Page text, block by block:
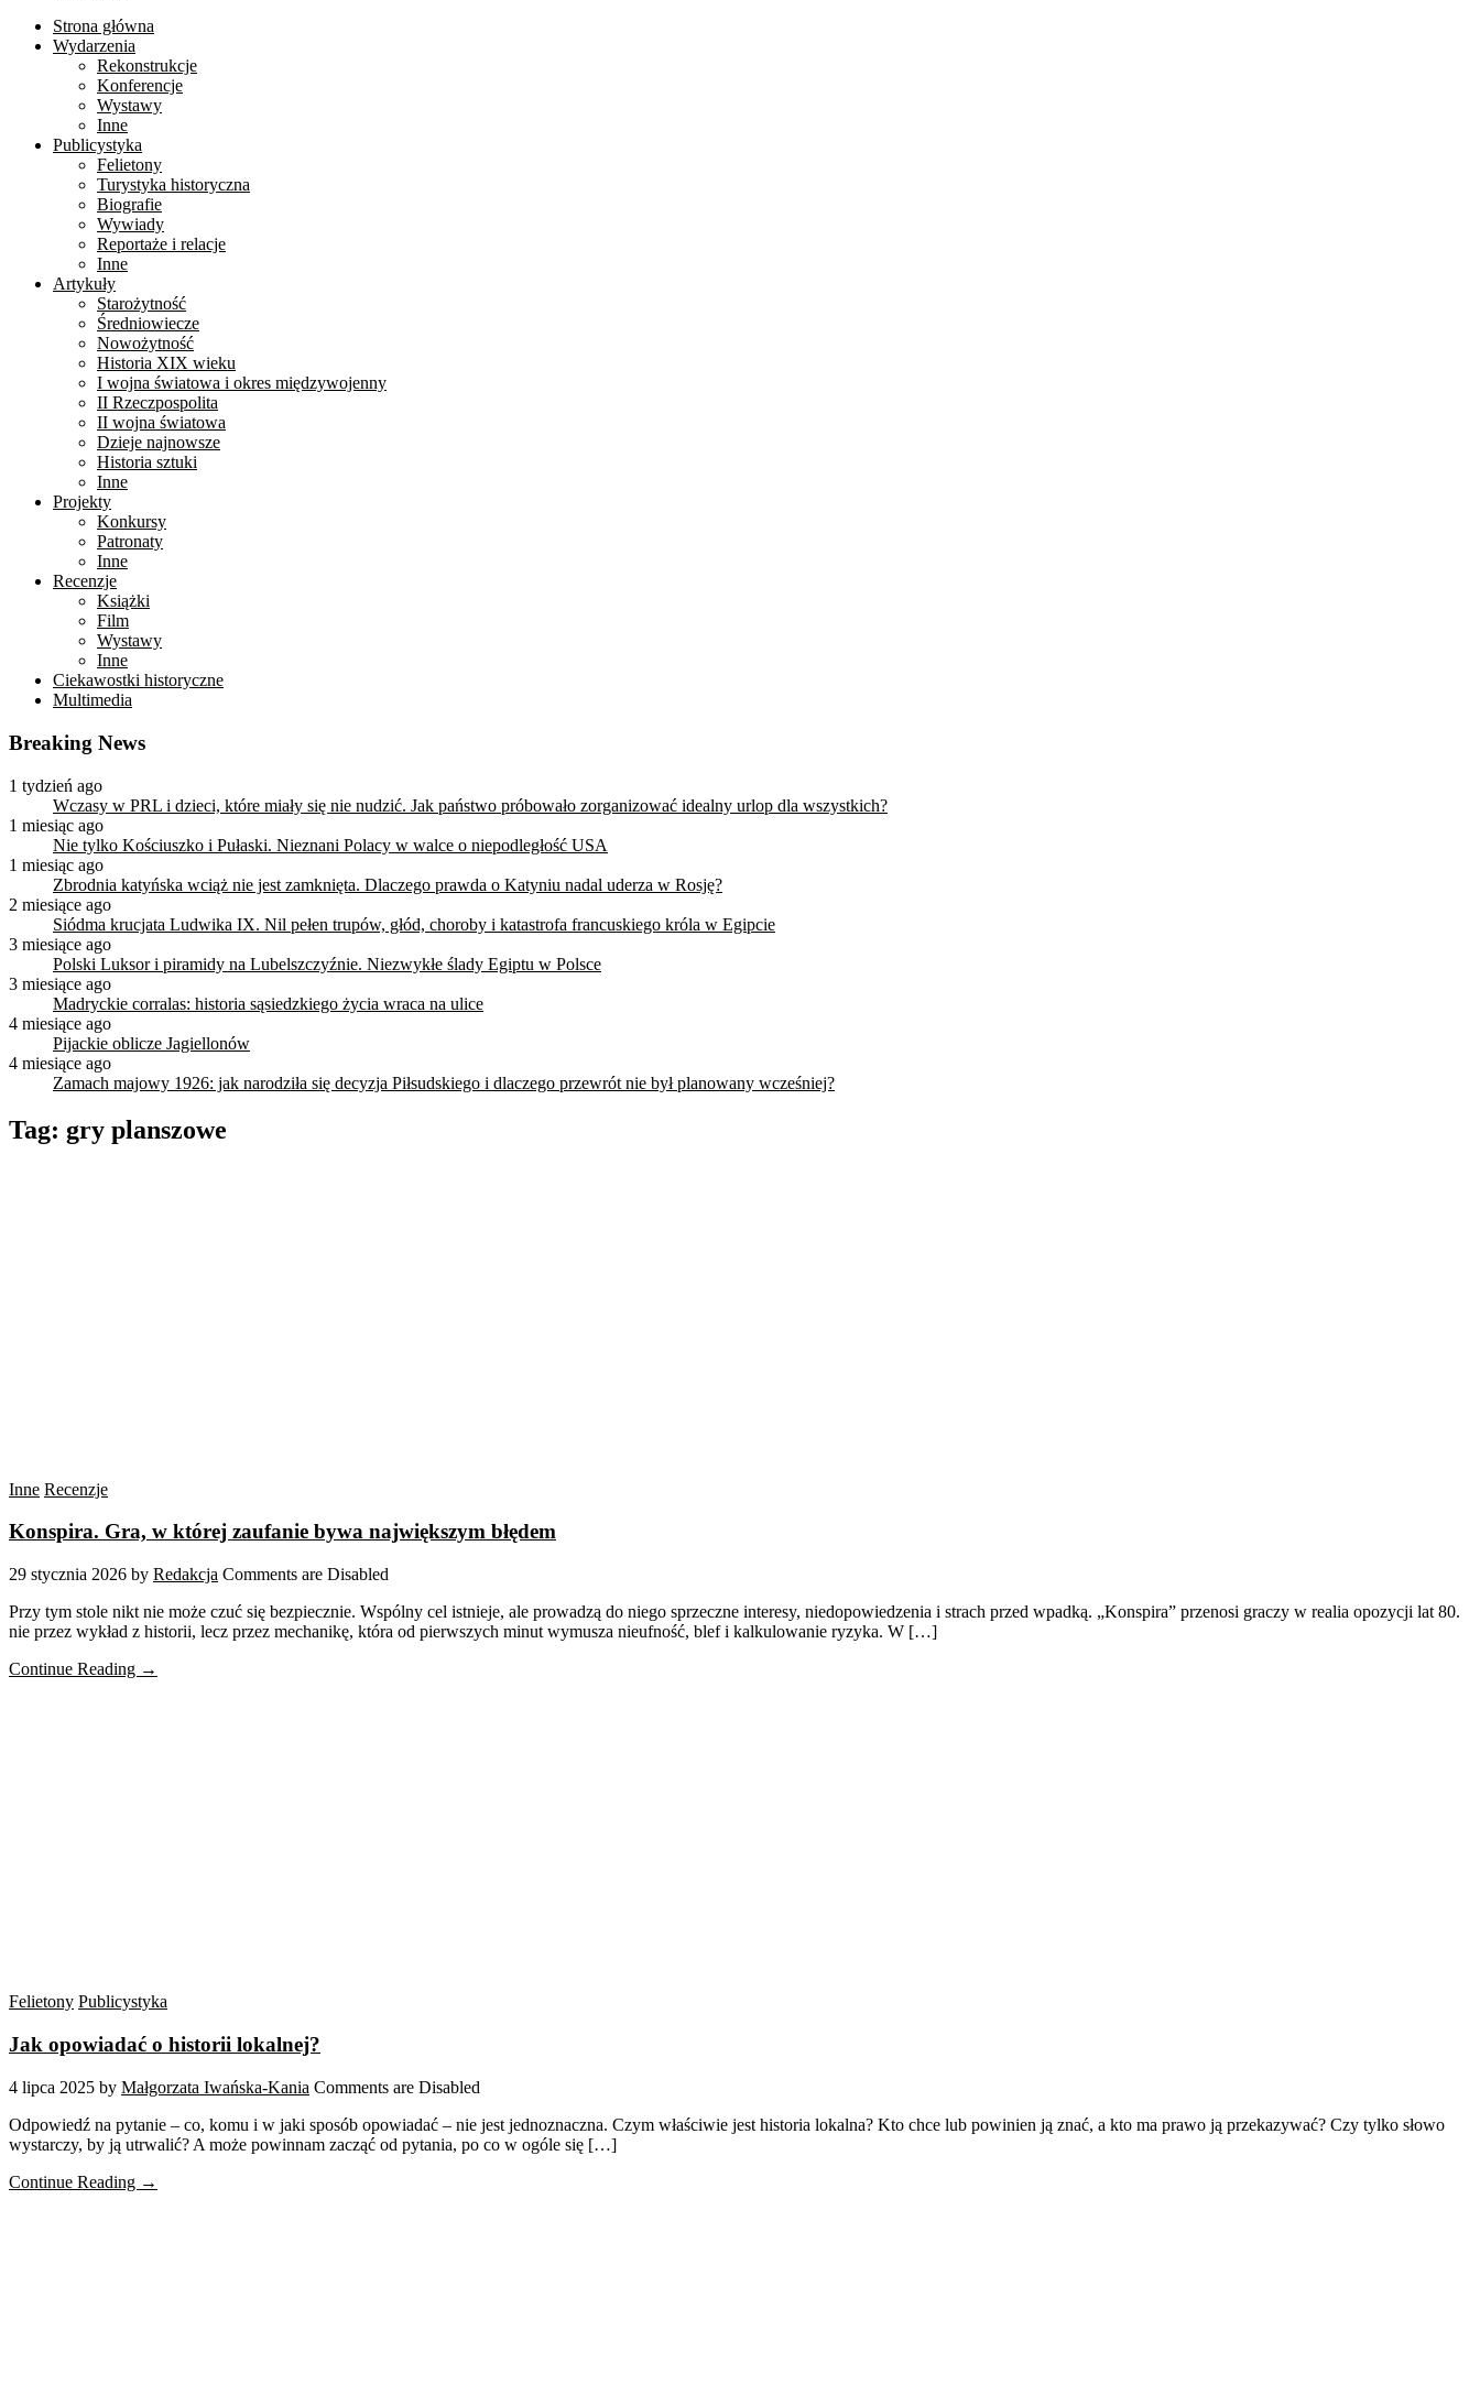
Strona główna
Wydarzenia
Rekonstrukcje
Konferencje
Wystawy
Inne
Publicystyka
Felietony
Turystyka historyczna
Biografie
Wywiady
Reportaże i relacje
Inne
Artykuły
Starożytność
Średniowiecze
Nowożytność
Historia XIX wieku
I wojna światowa i okres międzywojenny
II Rzeczpospolita
II wojna światowa
Dzieje najnowsze
Historia sztuki
Inne
Projekty
Konkursy
Patronaty
Inne
Recenzje
Książki
Film
Wystawy
Inne
Ciekawostki historyczne
Multimedia
Breaking News
1 tydzień ago
Wczasy w PRL i dzieci, które miały się nie nudzić. Jak państwo próbowało zorganizować idealny urlop dla wszystkich?
1 miesiąc ago
Nie tylko Kościuszko i Pułaski. Nieznani Polacy w walce o niepodległość USA
1 miesiąc ago
Zbrodnia katyńska wciąż nie jest zamknięta. Dlaczego prawda o Katyniu nadal uderza w Rosję?
2 miesiące ago
Siódma krucjata Ludwika IX. Nil pełen trupów, głód, choroby i katastrofa francuskiego króla w Egipcie
3 miesiące ago
Polski Luksor i piramidy na Lubelszczyźnie. Niezwykłe ślady Egiptu w Polsce
3 miesiące ago
Madryckie corralas: historia sąsiedzkiego życia wraca na ulice
4 miesiące ago
Pijackie oblicze Jagiellonów
4 miesiące ago
Zamach majowy 1926: jak narodziła się decyzja Piłsudskiego i dlaczego przewrót nie był planowany wcześniej?
Tag: gry planszowe
Inne Recenzje
Konspira. Gra, w której zaufanie bywa największym błędem
29 stycznia 2026 by Redakcja Comments are Disabled
Przy tym stole nikt nie może czuć się bezpiecznie. Wspólny cel istnieje, ale prowadzą do niego sprzeczne interesy, niedopowiedzenia i strach przed wpadką. „Konspira” przenosi graczy w realia opozycji lat 80.
nie przez wykład z historii, lecz przez mechanikę, która od pierwszych minut wymusza nieufność, blef i kalkulowanie ryzyka. W […]
Continue Reading →
Felietony Publicystyka
Jak opowiadać o historii lokalnej?
4 lipca 2025 by Małgorzata Iwańska-Kania Comments are Disabled
Odpowiedź na pytanie – co, komu i w jaki sposób opowiadać – nie jest jednoznaczna. Czym właściwie jest historia lokalna? Kto chce lub powinien ją znać, a kto ma prawo ją przekazywać? Czy tylko słowo
wystarczy, by ją utrwalić? A może powinnam zacząć od pytania, po co w ogóle się […]
Continue Reading →